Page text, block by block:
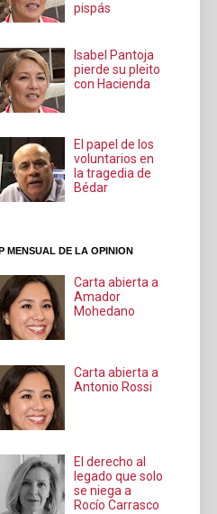
pispás
Isabel Pantoja
pierde su pleito
con Hacienda
El papel de los
voluntarios en
la tragedia de
Bédar
MENSUAL DE LA OPINION
Carta abierta a
Amador
Mohedano
Carta abierta a
Antonio Rossi
El derecho al
legado que solo
se niega a
Rocío Carrasco